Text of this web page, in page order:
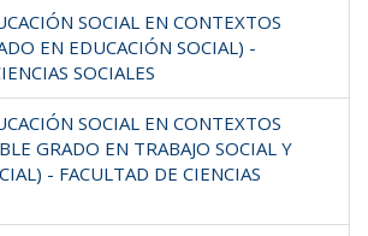
SOCIAL EN CONTEXTOS
EN EDUCACIÓN SOCIAL) -
SOCIALES
SOCIAL EN CONTEXTOS
GRADO EN TRABAJO SOCIAL Y
- FACULTAD DE CIENCIAS